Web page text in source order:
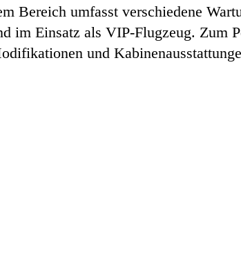
Bereich umfasst verschiedene
im Einsatz als VIP-Flugzeug. Zum
und